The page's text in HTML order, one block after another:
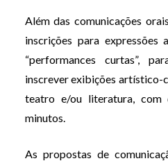
Além das comunicações
inscrições para expressões
“performances curtas”,
inscrever exibições artístico-
teatro e/ou literatura, com
minutos.
As propostas de